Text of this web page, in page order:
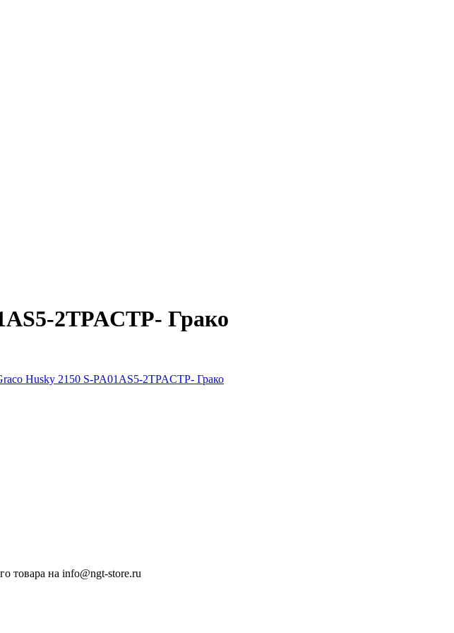
2TPACTP- Грако
товара на info@ngt-store.ru